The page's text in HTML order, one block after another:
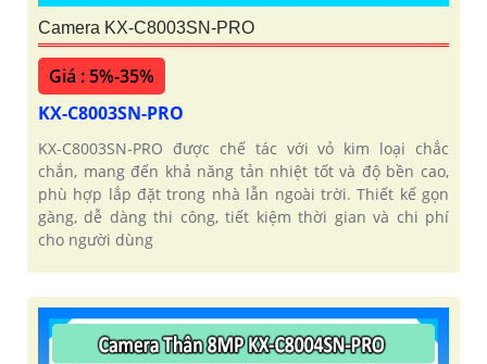
Camera KX-C8003SN-PRO
Giá : 5%-35%
KX-C8003SN-PRO
KX-C8003SN-PRO được chế tác với vỏ kim loại chắc
chắn, mang đến khả năng tản nhiệt tốt và độ bền cao,
phù hợp lắp đặt trong nhà lẫn ngoài trời. Thiết kế gọn
gàng, dễ dàng thi công, tiết kiệm thời gian và chi phí
cho người dùng